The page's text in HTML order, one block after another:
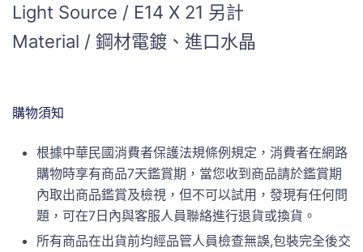
Light Source / E14 X 21 另計
Material / 鋼材電鍍、進口水晶
購物須知
根據中華民國消費者保護法規條例規定，消費者在網路
購物時享有商品7天鑑賞期，當您收到商品請於鑑賞期
內取出商品鑑賞及檢視，但不可以試用，發現有任何問
題，可在7日內與客服人員聯絡進行退貨或換貨。
所有商品在出貨前均經品管人員檢查無誤,包裝完全後交